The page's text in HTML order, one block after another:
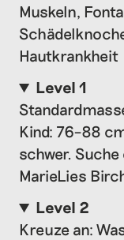
Muskeln,
Hautkrankheit
Level 1
Kind: 76–88
schwer.
MarieLies
Level 2
Kreuze an: